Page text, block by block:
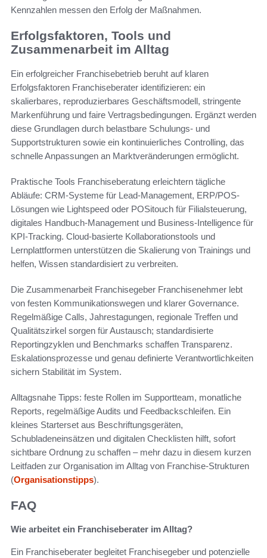
Kennzahlen messen den Erfolg der Maßnahmen.
Erfolgsfaktoren, Tools und
Zusammenarbeit im Alltag
Ein erfolgreicher Franchisebetrieb beruht auf klaren
Erfolgsfaktoren Franchiseberater identifizieren: ein
skalierbares, reproduzierbares Geschäftsmodell, stringente
Markenführung und faire Vertragsbedingungen. Ergänzt werden
diese Grundlagen durch belastbare Schulungs- und
Supportstrukturen sowie ein kontinuierliches Controlling, das
schnelle Anpassungen an Marktveränderungen ermöglicht.
Praktische Tools Franchiseberatung erleichtern tägliche
Abläufe: CRM-Systeme für Lead-Management, ERP/POS-
Lösungen wie Lightspeed oder POSitouch für Filialsteuerung,
digitales Handbuch-Management und Business-Intelligence für
KPI-Tracking. Cloud-basierte Kollaborationstools und
Lernplattformen unterstützen die Skalierung von Trainings und
helfen, Wissen standardisiert zu verbreiten.
Die Zusammenarbeit Franchisegeber Franchisenehmer lebt
von festen Kommunikationswegen und klarer Governance.
Regelmäßige Calls, Jahrestagungen, regionale Treffen und
Qualitätszirkel sorgen für Austausch; standardisierte
Reportingzyklen und Benchmarks schaffen Transparenz.
Eskalationsprozesse und genau definierte Verantwortlichkeiten
sichern Stabilität im System.
Alltagsnahe Tipps: feste Rollen im Supportteam, monatliche
Reports, regelmäßige Audits und Feedbackschleifen. Ein
kleines Starterset aus Beschriftungsgeräten,
Schubladeneinsätzen und digitalen Checklisten hilft, sofort
sichtbare Ordnung zu schaffen – mehr dazu in diesem kurzen
Leitfaden zur Organisation im Alltag von Franchise-Strukturen
(Organisationstipps).
FAQ
Wie arbeitet ein Franchiseberater im Alltag?
Ein Franchiseberater begleitet Franchisegeber und potenzielle